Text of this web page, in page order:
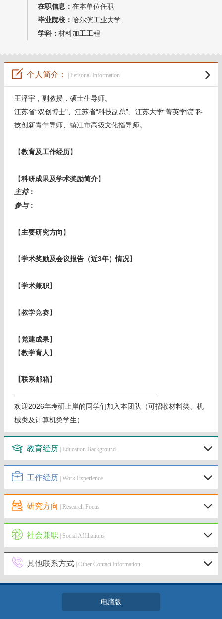
在职信息： 在本单位任职
毕业院校： 哈尔滨工业大学
学科： 材料加工工程
个人简介： | Personal Information
王泽宇，副教授，硕士生导师。
江苏省“双创博士"、江苏省“科技副总”、江苏大学“菁英学院”科
技创新青年导师、镇江市高级文化指导师。
【教育及工作经历】
【科研成果及学术奖励简介】
主持：
参与：
【主要研究方向】
【学术奖励及会议报告（近3年）情况】
【学术兼职】
【教学竞赛】
【党建成果】
【教学育人 】
【联系邮箱】
欢迎2026年考研上岸的同学们加入本团队（可招收材料类、机
械类及计算机类学生）
教育经历 | Education Background
工作经历 | Work Experience
研究方向 | Research Focus
社会兼职| Social Affiliations
其他联系方式| Other Contact Information
电脑版